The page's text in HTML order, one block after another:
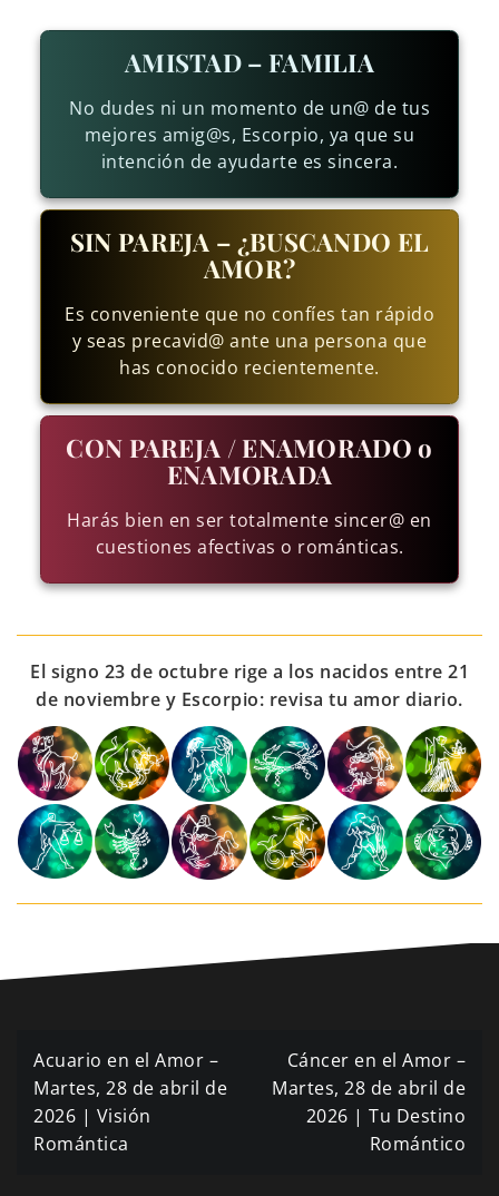
AMISTAD – FAMILIA
No dudes ni un momento de un@ de tus
mejores amig@s, Escorpio, ya que su
intención de ayudarte es sincera.
SIN PAREJA – ¿BUSCANDO EL
AMOR?
Es conveniente que no confíes tan rápido
y seas precavid@ ante una persona que
has conocido recientemente.
CON PAREJA / ENAMORADO o
ENAMORADA
Harás bien en ser totalmente sincer@ en
cuestiones afectivas o románticas.
El signo 23 de octubre rige a los nacidos entre 21
de noviembre y Escorpio: revisa tu amor diario.
Navegación
de
entradas
Acuario en el Amor –
Martes, 28 de abril de
2026 | Visión
Romántica
Cáncer en el Amor –
Martes, 28 de abril de
2026 | Tu Destino
Romántico